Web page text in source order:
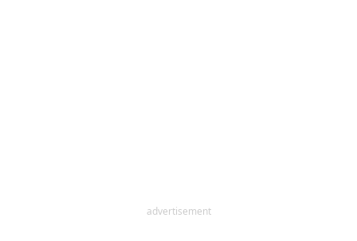
advertisement